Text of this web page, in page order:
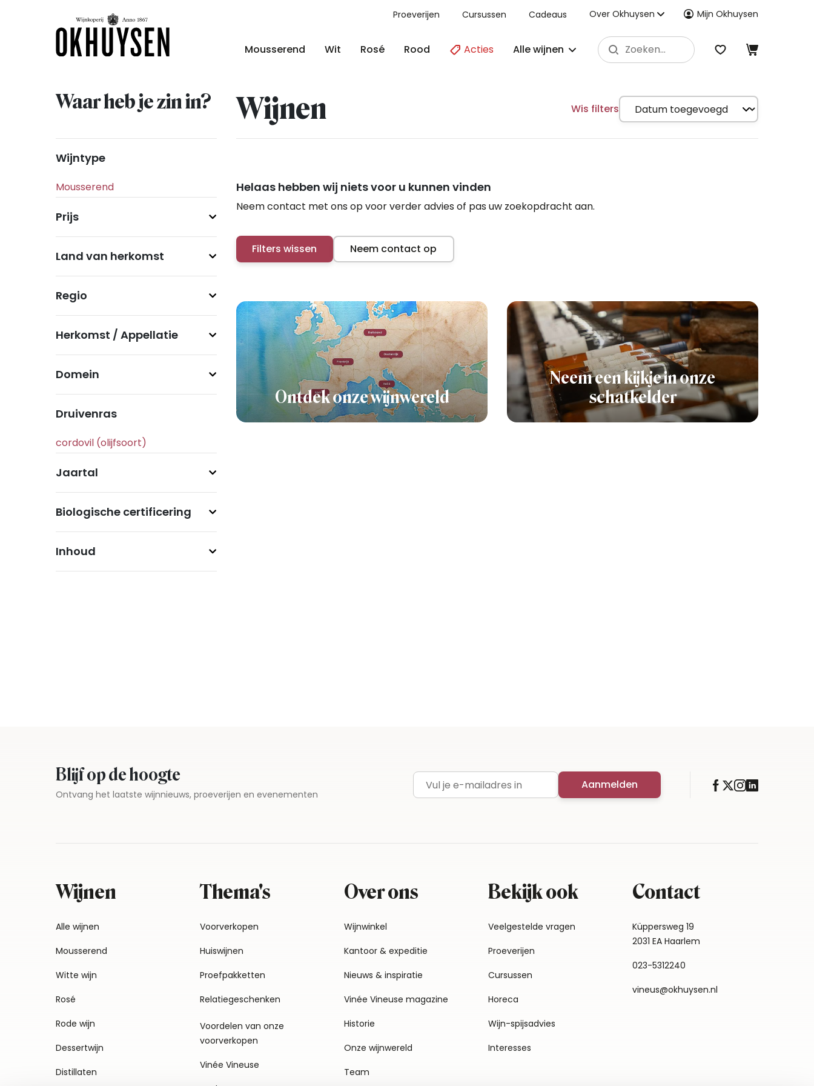
Proeverijen Cursussen Cadeaus Over Okhuysen Mijn Okhuysen
Mousserend Wit Rosé Rood Acties Alle wijnen
Waar heb je zin in? Wijnen Wis filters
Wijntype
Prijs
Land van herkomst
Regio
Herkomst / Appellatie
Domein
Druivenras
Jaartal
Biologische certificering
Inhoud
Helaas hebben wij niets voor u kunnen vinden
Neem contact met ons op voor verder advies of pas uw zoekopdracht aan.
Filters wissen Neem contact op
Ontdek onze wijnwereld
Neem een kijkje in onze
schatkelder
Blijf op de hoogte
Ontvang het laatste wijnnieuws, proeverijen en evenementen E-mailadres Aanmelden
Wijnen
Alle wijnen
Mousserend
Witte wijn
Rosé
Rode wijn
Dessertwijn
Distillaten
Thema's
Voorverkopen
Huiswijnen
Proefpakketten
Relatiegeschenken
Voordelen van onze
voorverkopen
Vinée Vineuse
Over ons
Wijnwinkel
Kantoor & expeditie
Nieuws & inspiratie
Vinée Vineuse magazine
Historie
Onze wijnwereld
Team
Bekijk ook
Veelgestelde vragen
Proeverijen
Cursussen
Horeca
Wijn-spijsadvies
Interesses
Contact
Küppersweg 19
2031 EA Haarlem
023-5312240
vineus@okhuysen.nl